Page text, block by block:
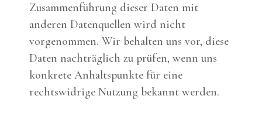
Zusammenführung dieser Daten mit
anderen Datenquellen wird nicht
vorgenommen. Wir behalten uns vor, diese
Daten nachträglich zu prüfen, wenn uns
konkrete Anhaltspunkte für eine
rechtswidrige Nutzung bekannt werden.